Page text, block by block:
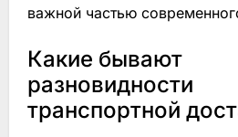
важной частью
Какие бывают
разновидности
транспортной